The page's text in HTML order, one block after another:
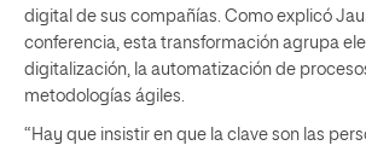
digital de sus compañías. Como explicó
conferencia, esta transformación agrupa
digitalización, la automatización de
metodologías ágiles.
“Hay que insistir en que la clave son las